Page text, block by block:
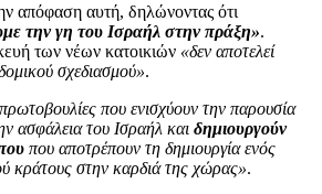
απόφαση αυτή, δηλώνοντας ότι
την γη του Ισραήλ στην πράξη».
των νέων κατοικιών «δεν αποτελεί
σχεδιασμού».
που ενισχύουν την παρουσία
ασφάλεια του Ισραήλ και δημιουργούν
που αποτρέπουν τη δημιουργία ενός
κράτους στην καρδιά της χώρας».